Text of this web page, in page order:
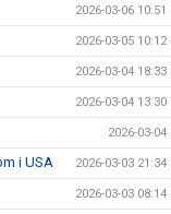
2026-03-06 10:51
2026-03-05 10:12
2026-03-04 18:33
2026-03-04 13:30
2026-03-04
i USA 2026-03-03 21:34
2026-03-03 08:14